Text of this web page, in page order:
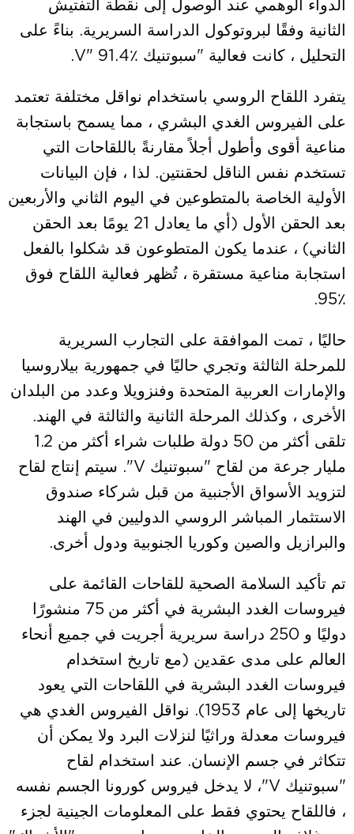
الدواء الوهمي عند الوصول إلى نقطة التفتيش
الثانية وفقًا لبروتوكول الدراسة السريرية. بناءً على
التحليل ، كانت فعالية "سبوتنيك V" 91.4٪.
يتفرد اللقاح الروسي باستخدام نواقل مختلفة تعتمد
على الفيروس الغدي البشري ، مما يسمح باستجابة
مناعية أقوى وأطول أجلاً مقارنةً باللقاحات التي
تستخدم نفس الناقل لحقنتين. لذا ، فإن البيانات
الأولية الخاصة بالمتطوعين في اليوم الثاني والأربعين
بعد الحقن الأول (أي ما يعادل 21 يومًا بعد الحقن
الثاني) ، عندما يكون المتطوعون قد شكلوا بالفعل
استجابة مناعية مستقرة ، تُظهر فعالية اللقاح فوق
٪95.
حاليًا ، تمت الموافقة على التجارب السريرية
للمرحلة الثالثة وتجري حاليًا في جمهورية بيلاروسيا
والإمارات العربية المتحدة وفنزويلا وعدد من البلدان
الأخرى ، وكذلك المرحلة الثانية والثالثة في الهند.
تلقى أكثر من 50 دولة طلبات شراء أكثر من 1.2
مليار جرعة من لقاح "سبوتنيك V". سيتم إنتاج لقاح
لتزويد الأسواق الأجنبية من قبل شركاء صندوق
الاستثمار المباشر الروسي الدوليين في الهند
والبرازيل والصين وكوريا الجنوبية ودول أخرى.
تم تأكيد السلامة الصحية للقاحات القائمة على
فيروسات الغدد البشرية في أكثر من 75 منشورًا
دوليًا و 250 دراسة سريرية أجريت في جميع أنحاء
العالم على مدى عقدين (مع تاريخ استخدام
فيروسات الغدد البشرية في اللقاحات التي يعود
تاريخها إلى عام 1953). نواقل الفيروس الغدي هي
فيروسات معدلة وراثيًا لنزلات البرد ولا يمكن أن
تتكاثر في جسم الإنسان. عند استخدام لقاح
"سبوتنيك V"، لا يدخل فيروس كورونا الجسم نفسه
، فاللقاح يحتوي فقط على المعلومات الجينية لجزء